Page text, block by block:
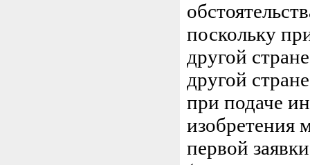
поскольку
другой
другой
при подаче
изобретения
первой